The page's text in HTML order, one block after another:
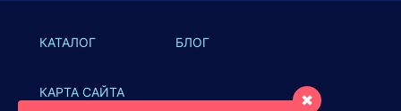
✖
КАТАЛОГ БЛОГ
КАРТА САЙТА